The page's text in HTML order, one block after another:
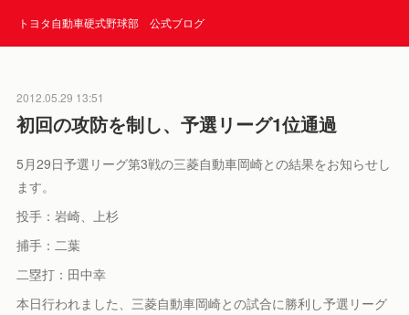
トヨタ自動車硬式野球部 公式ブログ
2012.05.29 13:51
初回の攻防を制し、予選リーグ1位通過
5月29日予選リーグ第3戦の三菱自動車岡崎との結果をお知らせし
ます。
投手：岩崎、上杉
捕手：二葉
二塁打：田中幸
本日行われました、三菱自動車岡崎との試合に勝利し予選リーグ